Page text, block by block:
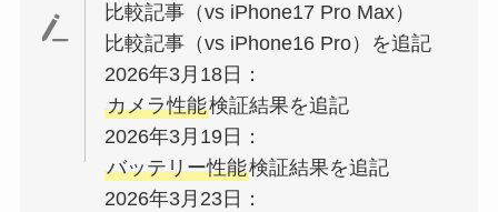
比較記事（vs iPhone17 Pro Max）
比較記事（vs iPhone16 Pro）を追記
2026年3月18日：
カメラ性能検証結果を追記
2026年3月19日：
バッテリー性能検証結果を追記
2026年3月23日：